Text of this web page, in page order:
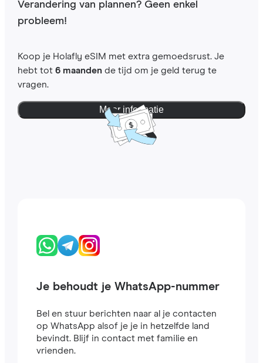
Verandering van plannen? Geen enkel
probleem!
Koop je Holafly eSIM met extra gemoedsrust. Je
hebt tot 6 maandende tijd om je geld terug te
vragen.
Meer informatie
Je behoudt je WhatsApp-nummer
Bel en stuur berichten naar al je contacten
op WhatsApp alsof je je in hetzelfde land
bevindt. Blijf in contact met familie en
vrienden.